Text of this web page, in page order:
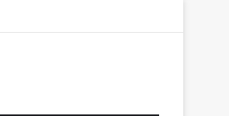
Instagram